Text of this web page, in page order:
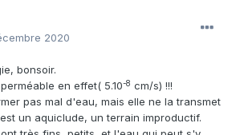
2020
bonsoir.
en effet( 5.10-8 cm/s) !!!
pas mal d'eau, mais elle ne la transmet
un aquiclude, un terrain improductif.